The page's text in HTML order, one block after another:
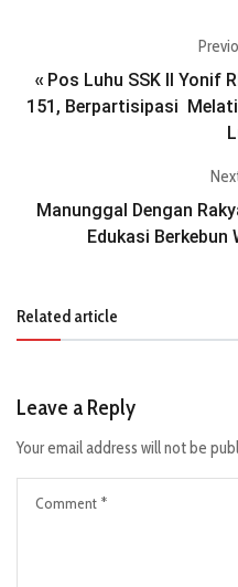
« Pos Luhu SSK II Yonif
151, Berpartisipasi
Manunggal Dengan
Edukasi Berkebun
Related article
Leave a Reply
Your email address will not be